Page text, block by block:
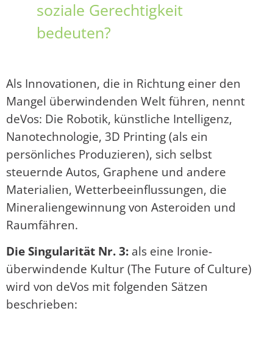
soziale Gerechtigkeit
bedeuten?
Als Innovationen, die in Richtung einer den
Mangel überwindenden Welt führen, nennt
deVos: Die Robotik, künstliche Intelligenz,
Nanotechnologie, 3D Printing (als ein
persönliches Produzieren), sich selbst
steuernde Autos, Graphene und andere
Materialien, Wetterbeeinflussungen, die
Mineraliengewinnung von Asteroiden und
Raumfähren.
Die Singularität Nr. 3: als eine Ironie-
überwindende Kultur (The Future of Culture)
wird von deVos mit folgenden Sätzen
beschrieben: